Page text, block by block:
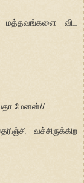
மத்தவங்களை விட
மேனன்//
வச்சிருக்கிற